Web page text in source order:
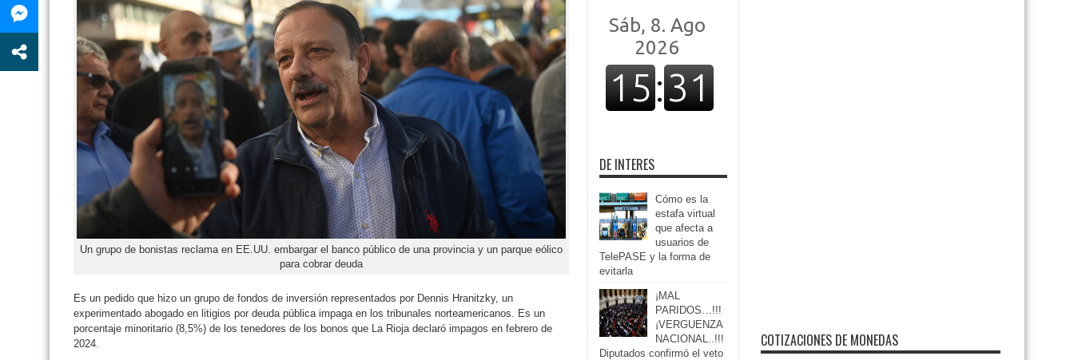
Un grupo de bonistas reclama en EE.UU. embargar el banco público de una provincia y un parque eólico
para cobrar deuda
Es un pedido que hizo un grupo de fondos de inversión representados por Dennis Hranitzky, un
experimentado abogado en litigios por deuda pública impaga en los tribunales norteamericanos. Es un
porcentaje minoritario (8,5%) de los tenedores de los bonos que La Rioja declaró impagos en febrero de
2024.
DE INTERES
Cómo es la
estafa virtual
que afecta a
usuarios de
TelePASE y la forma de
evitarla
¡MAL
PARIDOS…!!!
¡VERGUENZA
NACIONAL..!!!
Diputados confirmó el veto
COTIZACIONES DE MONEDAS